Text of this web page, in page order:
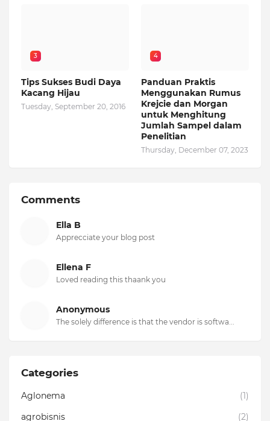
3
Tips Sukses Budi Daya
Kacang Hijau
Tuesday, September 20, 2016
4
Panduan Praktis
Menggunakan Rumus
Krejcie dan Morgan
untuk Menghitung
Jumlah Sampel dalam
Penelitian
Thursday, December 07, 2023
Comments
Ella B
Apprecciate your blog post
Ellena F
Loved reading this thaank you
Anonymous
The solely difference is that the vendor is softwa...
Categories
Aglonema
(1)
agrobisnis
(2)